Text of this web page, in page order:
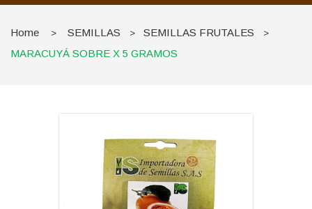
Home > SEMILLAS > SEMILLAS FRUTALES >
MARACUYÁ SOBRE X 5 GRAMOS